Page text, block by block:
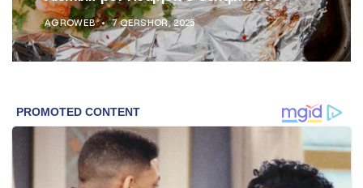
AGROWEB 7 QERSHOR, 2025